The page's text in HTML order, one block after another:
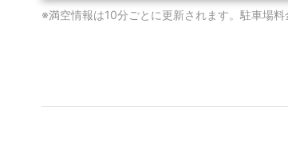
※満空情報は10分ごとに更新されます。駐車場